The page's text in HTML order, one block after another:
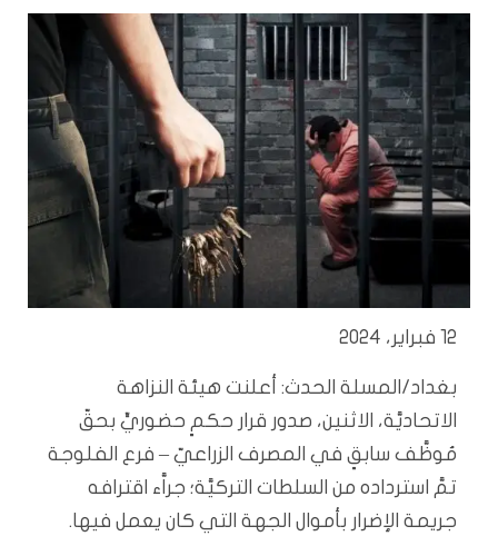
12 فبراير، 2024
بغداد/المسلة الحدث: أعلنت هيئة النزاهة
الاتحاديَّة، الاثنين، صدور قرار حكمٍ حضوريٍّ بحقّ
مُوظَّف سابقٍ في المصرف الزراعيّ – فرع الفلوجة
تمَّ استرداده من السلطات التركيَّة؛ جراَّء اقترافه
جريمة الإضرار بأموال الجهة التي كان يعمل فيها.